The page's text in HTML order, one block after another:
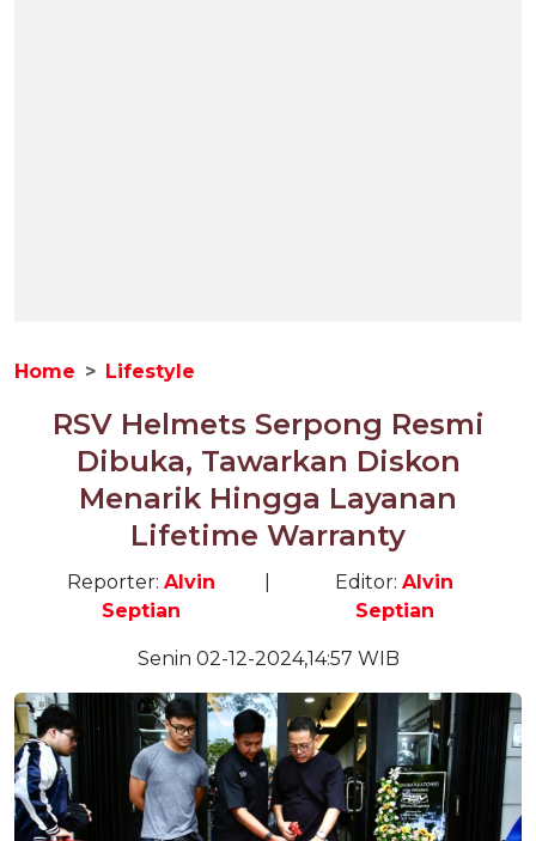
Home Lifestyle
RSV Helmets Serpong Resmi
Dibuka, Tawarkan Diskon
Menarik Hingga Layanan
Lifetime Warranty
Reporter: Alvin
Septian
Editor:Alvin
Septian
Senin 02-12-2024,14:57 WIB